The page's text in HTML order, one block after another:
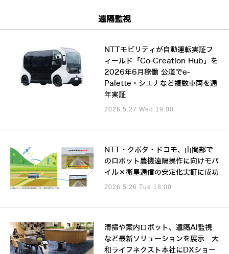
遠隔監視
NTTモビリティが自動運転実証フ
ィールド「Co-Creation Hub」を
2026年6月稼働 公道でe-
Palette・シエナなど複数車両を通
年実証
2026.5.27 Wed 19:00
NTT・クボタ・ドコモ、山間部で
のロボット農機遠隔操作に向けモバ
イル×衛星通信の安定化実証に成功
2026.5.26 Tue 18:00
清掃や案内ロボット、遠隔AI監視
など最新ソリューションを展示 大
和ライフネクスト本社にDXショー